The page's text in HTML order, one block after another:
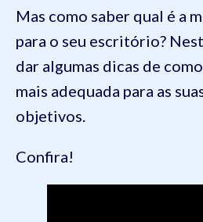
Mas como saber qual é a
para o seu escritório?
dar algumas dicas de
mais adequada para as
objetivos.
Confira!